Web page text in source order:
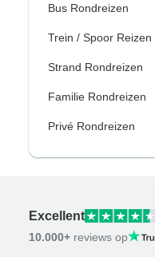
Bus Rondreizen
Trein / Spoor Reizen
Strand Rondreizen
Familie Rondreizen
Privé Rondreizen
Excellent
10.000+ reviews op